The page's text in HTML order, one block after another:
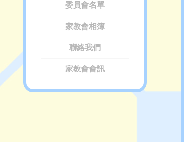
委員會名單
家教會相簿
聯絡我們
家教會會訊